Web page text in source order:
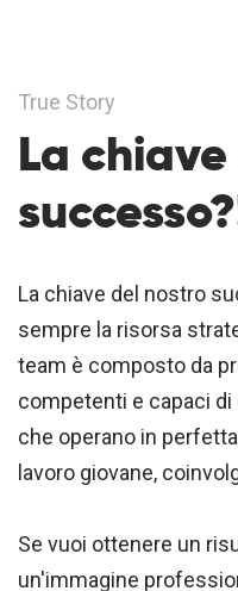
True Story
La
La chiave del nostro
sempre la risorsa
team è composto da
competenti e capaci
che operano in
lavoro giovane,
Se vuoi ottenere un
un'immagine